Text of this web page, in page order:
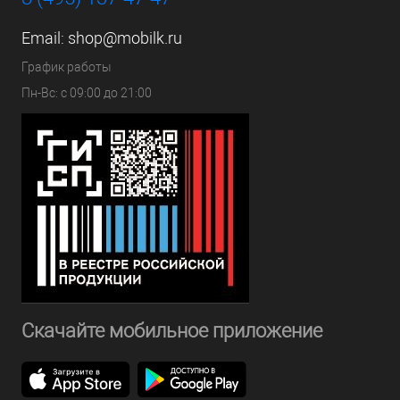
Email: shop@mobilk.ru
График работы
Пн-Вс: с 09:00 до 21:00
Скачайте мобильное приложение